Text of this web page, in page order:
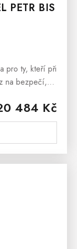
PETR BIS
484 Kč
pro ty, kteří při
na bezpečí,